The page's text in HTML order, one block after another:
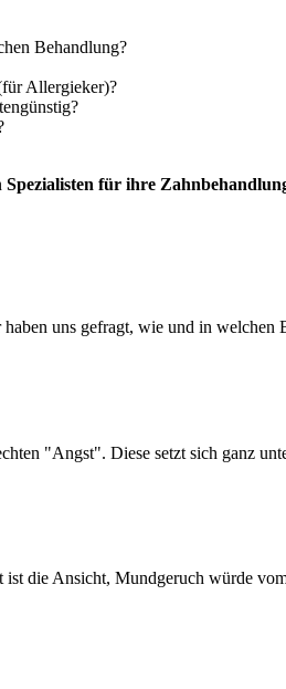
Behandlung?
Allergieker)?
Spezialisten für ihre
uns gefragt, wie und in
"Angst". Diese setzt sich ganz
die Ansicht, Mundgeruch würde